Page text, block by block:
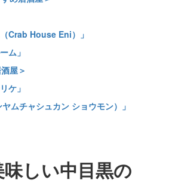
Crab House Eni）」
ム」
屋＞
ケ」
ムチャシュカン ショウモン）」
しい中目黒の